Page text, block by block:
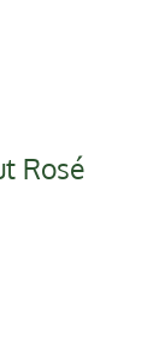
Rosé